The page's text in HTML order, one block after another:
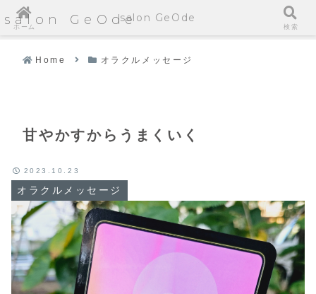
salon GeOde
Home オラクルメッセージ
甘やかすからうまくいく
オラクルメッセージ
2023.10.23
ホーム
salon GeOde
検索